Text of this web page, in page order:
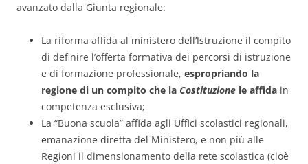
avanzato dalla Giunta regionale:
La riforma affida al ministero dell’Istruzione il compito
di definire l’offerta formativa dei percorsi di istruzione
e di formazione professionale, espropriando la
regione di un compito che la Costituzione le affida in
competenza esclusiva;
La “Buona scuola” affida agli Uffici scolastici regionali,
emanazione diretta del Ministero, e non più alle
Regioni il dimensionamento della rete scolastica (cioè